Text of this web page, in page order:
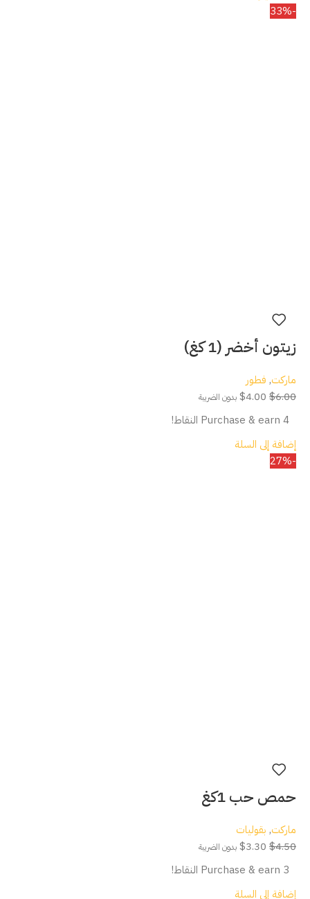
-33%
زيتون أخضر (1 كغ)
ماركت, فطور
$6.00
$4.00 بدون الضريبة
Purchase & earn 4 النقاط!
إضافة إلى السلة
-27%
حمص حب 1كغ
ماركت, بقوليات
$4.50
$3.30 بدون الضريبة
Purchase & earn 3 النقاط!
إضافة إلى السلة